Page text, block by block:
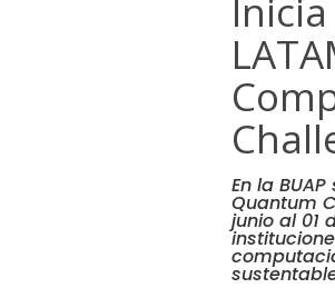
En la
Quantum
junio al 01